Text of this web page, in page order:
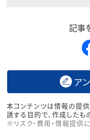
記事
ア
本コンテンツは情報の提
誘する目的で、作成したも
※リスク・費用・情報提供